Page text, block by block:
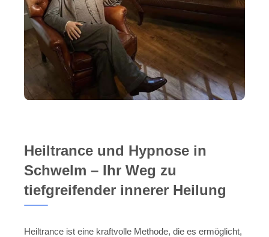
Heiltrance und Hypnose in
Schwelm – Ihr Weg zu
tiefgreifender innerer Heilung
Heiltrance ist eine kraftvolle Methode, die es ermöglicht,